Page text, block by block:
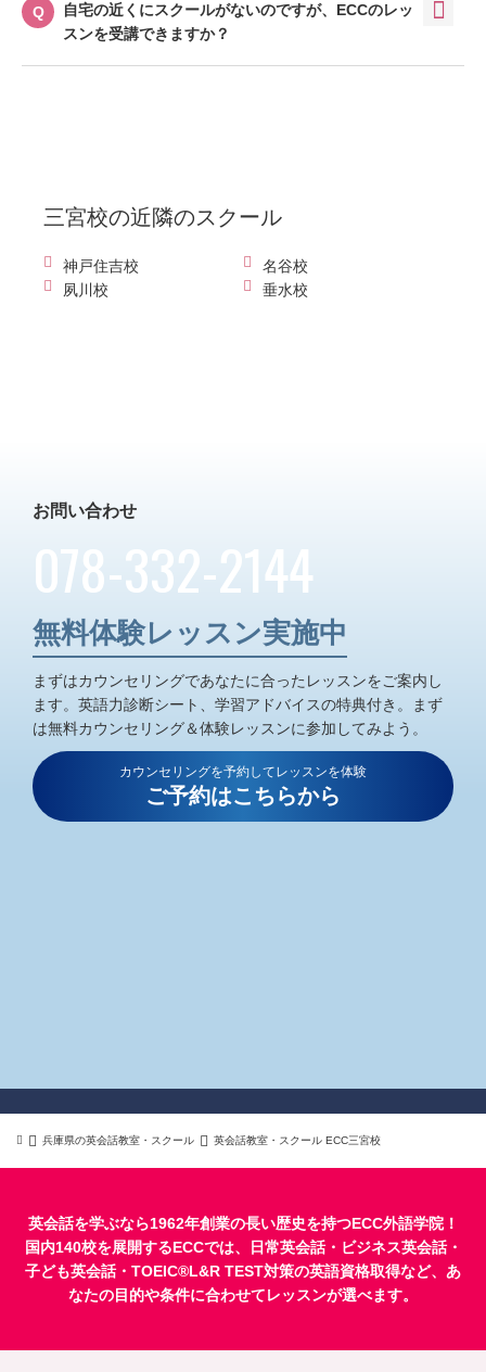
自宅の近くにスクールがないのですが、ECCのレッ
スンを受講できますか？
三宮校の近隣のスクール
神戸住吉校
名谷校
夙川校
垂水校
お問い合わせ
078-332-2144
無料体験レッスン実施中
まずはカウンセリングであなたに合ったレッスンをご案内し
ます。 英語力診断シート、学習アドバイスの特典付き。
まず
は無料カウンセリング＆体験レッスンに参加してみよう。
カウンセリングを予約してレッスンを体験
ご予約はこちらから
兵庫県の英会話教室・スクール 英会話教室・スクール ECC三宮校
英会話を学ぶなら1962年創業の長い歴史を持つECC外語学院！
国内140校を展開するECCでは、
日常英会話・ ビジネス英会話・
子ども英会話・ TOEIC®L&R TEST対策の英語資格取得など、あ
なたの目的や条件に合わせてレッスンが選べます。